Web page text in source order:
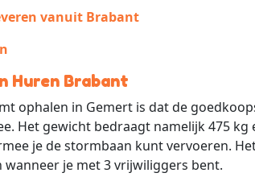
vanuit Brabant
Huren Brabant
ophalen in Gemert is dat de
Het gewicht bedraagt namelijk 475
je de stormbaan kunt vervoeren.
je met 3 vrijwiliggers bent.